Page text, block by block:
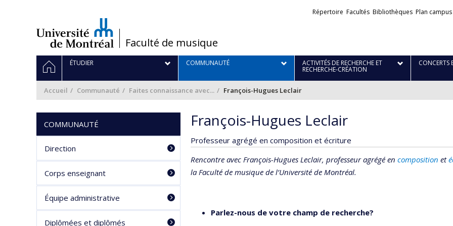
/Faculté de musique
Liens
Répertoire Facultés Bibliothèques Plan campus
Navigation
principale
ACCUEILÉTUDIER COMMUNAUTÉ ACTIVITÉS DE RECHERCHE ET
RECHERCHE-CRÉATION
CONCERTS
Accueil Communauté Faites connaissance avec... François-Hugues Leclair
François-Hugues Leclair
Professeur agrégé en composition et écriture
Rencontre avec François-Hugues Leclair, professeur agrégé en composition et
la Faculté de musique de l’Université de Montréal.
Parlez-nous de votre champ de recherche?
COMMUNAUTÉ
Direction
Corps enseignant
Équipe administrative
Diplômées et diplômés